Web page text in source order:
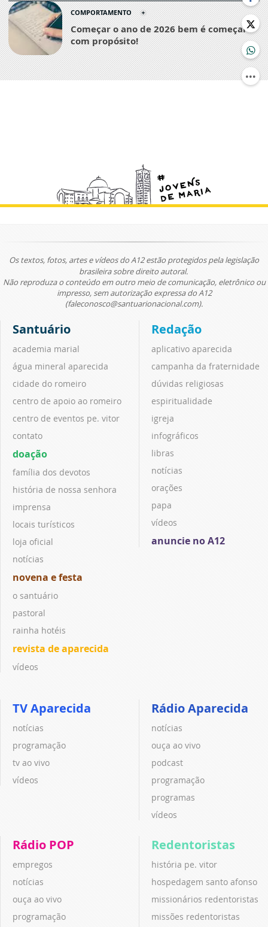
COMPORTAMENTO
Começar o ano de 2026 bem é começar
com propósito!
Os textos, fotos, artes e vídeos do A12 estão protegidos pela legislação
brasileira sobre direito autoral.
Não reproduza o conteúdo em outro meio de comunicação, eletrônico ou
impresso, sem autorização expressa do A12
(faleconosco@santuarionacional.com).
Santuário
academia marial
água mineral aparecida
cidade do romeiro
centro de apoio ao romeiro
centro de eventos pe. vitor
contato
doação
família dos devotos
história de nossa senhora
imprensa
locais turísticos
loja oficial
notícias
novena e festa
o santuário
pastoral
rainha hotéis
revista de aparecida
vídeos
Redação
aplicativo aparecida
campanha da fraternidade
dúvidas religiosas
espiritualidade
igreja
infográficos
libras
notícias
orações
papa
vídeos
anuncie no A12
TV Aparecida
notícias
programação
tv ao vivo
vídeos
Rádio Aparecida
notícias
ouça ao vivo
podcast
programação
programas
vídeos
Rádio POP
empregos
notícias
ouça ao vivo
programação
Redentoristas
história pe. vitor
hospedagem santo afonso
missionários redentoristas
missões redentoristas